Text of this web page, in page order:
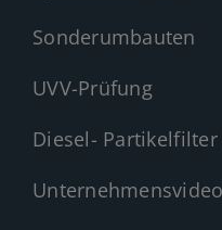
Sonderumbauten
UVV-Prüfung
Diesel- Partikelfilter